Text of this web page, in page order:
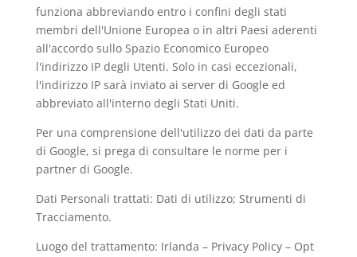
funziona abbreviando entro i confini degli stati
membri dell'Unione Europea o in altri Paesi aderenti
all'accordo sullo Spazio Economico Europeo
l'indirizzo IP degli Utenti. Solo in casi eccezionali,
l'indirizzo IP sarà inviato ai server di Google ed
abbreviato all'interno degli Stati Uniti.
Per una comprensione dell'utilizzo dei dati da parte
di Google, si prega di consultare le norme per i
partner di Google.
Dati Personali trattati: Dati di utilizzo; Strumenti di
Tracciamento.
Luogo del trattamento: Irlanda – Privacy Policy– Opt